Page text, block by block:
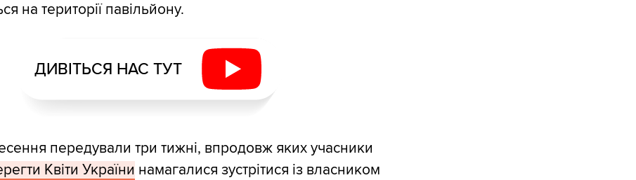
на території павільйону.
ДИВІТЬСЯ НАС ТУТ
передували три тижні, впродовж яких учасники
Квіти України намагалися зустрітися із власником